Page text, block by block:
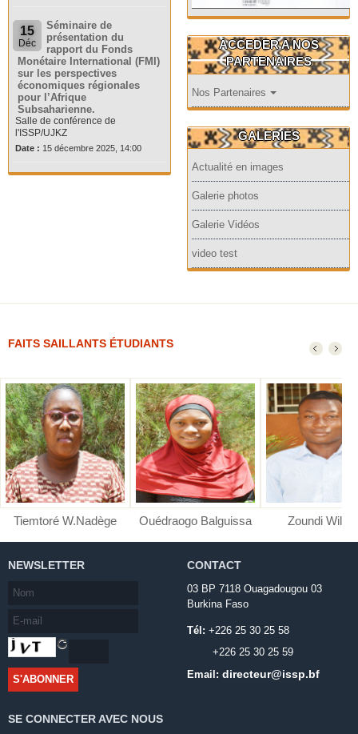
15
Déc
Séminaire de
présentation du
rapport du Fonds
Monétaire International (FMI)
sur les perspectives
économiques régionales
pour l’Afrique
Subsaharienne.
Salle de conférence de
l'ISSP/UJKZ
Date : 15 décembre 2025, 14:00
ACCEDER A NOS
PARTENAIRES
Nos Partenaires
GALERIES
Actualité en images
Galerie photos
Galerie Vidéos
video test
FAITS SAILLANTS ÉTUDIANTS
Tiemtoré W.Nadège Ouédraogo Balguissa Zoundi
NEWSLETTER CONTACT
03 BP 7118 Ouagadougou 03
Burkina Faso
Tél: +226 25 30 25 58
+226 25 30 25 59
Email: directeur@issp.bf
SE CONNECTER AVEC NOUS